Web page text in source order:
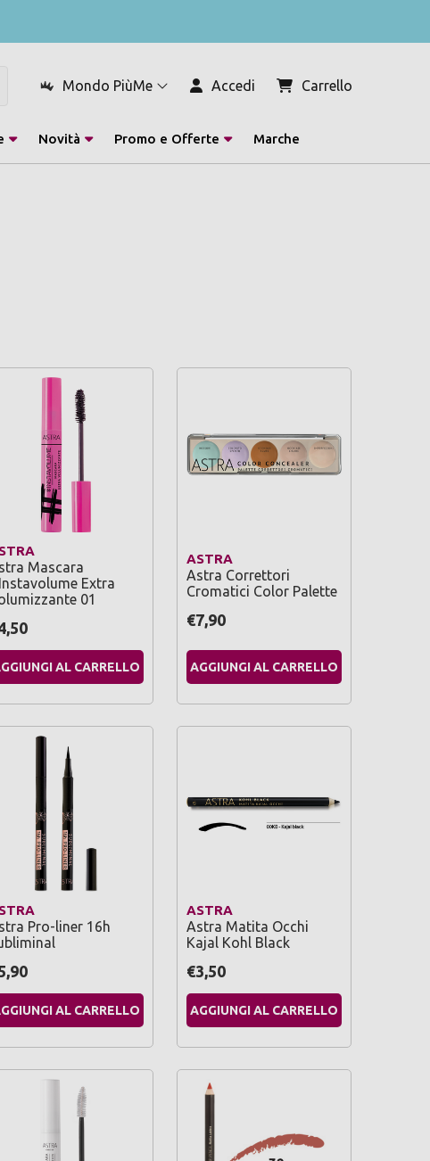
Mondo PiùMe Accedi Carrello
Novità Promo e Offerte Marche
Mascara
Extra
01
AL CARRELLO
ASTRA
Astra Correttori
Cromatici Color Palette
€7,90
AGGIUNGI AL CARRELLO
Pro-liner 16h
AL CARRELLO
ASTRA
Astra Matita Occhi
Kajal Kohl Black
€3,50
AGGIUNGI AL CARRELLO